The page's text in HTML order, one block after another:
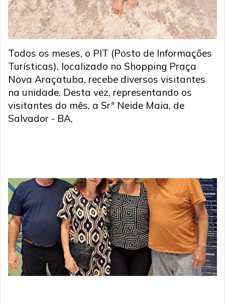
Todos os meses, o PIT (Posto de Informações
Turísticas), localizado no Shopping Praça
Nova Araçatuba, recebe diversos visitantes
na unidade. Desta vez, representando os
visitantes do mês, a Srª Neide Maia, de
Salvador - BA,